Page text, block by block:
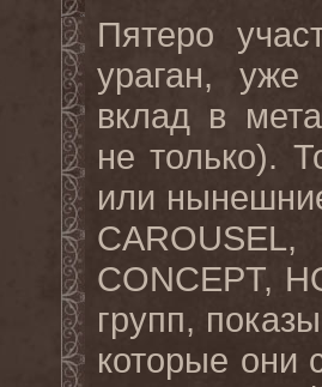
Пятеро
ураган, уже
вклад в
не только).
или
CONCEPT,
групп,
которые они